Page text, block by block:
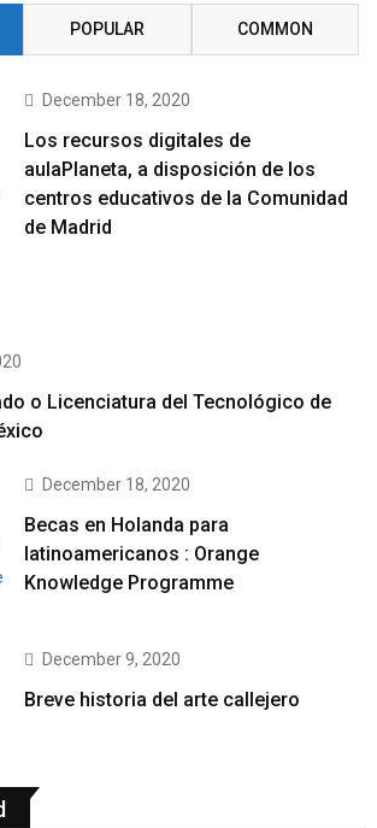
POPULAR COMMON
December 18, 2020
Los recursos digitales de
aulaPlaneta, a disposición de los
centros educativos de la Comunidad
de Madrid
o Licenciatura del Tecnológico de
December 18, 2020
Becas en Holanda para
latinoamericanos : Orange
Knowledge Programme
December 9, 2020
Breve historia del arte callejero